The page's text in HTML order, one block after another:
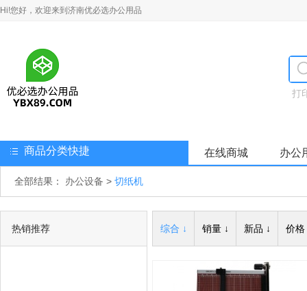
Hi!您好，欢迎来到济南优必选办公用品
打
商品分类快捷 在线商城 办公
全部结果： 办公设备 > 切纸机
热销推荐 综合 ↓ 销量 ↓ 新品 ↓ 价格